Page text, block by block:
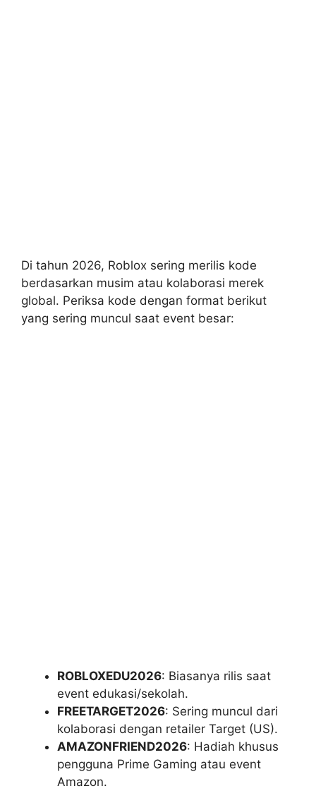
Di tahun 2026, Roblox sering merilis kode
berdasarkan musim atau kolaborasi merek
global. Periksa kode dengan format berikut
yang sering muncul saat event besar:
ROBLOXEDU2026: Biasanya rilis saat
event edukasi/sekolah.
FREETARGET2026: Sering muncul dari
kolaborasi dengan retailer Target (US).
AMAZONFRIEND2026: Hadiah khusus
pengguna Prime Gaming atau event
Amazon.